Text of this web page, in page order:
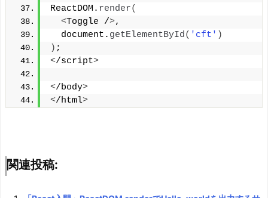
ReactDOM. render(
<Toggle />,
  document.
getElementById( 'cft' )
) ;
</script>
</body>
</html>
関連投稿: